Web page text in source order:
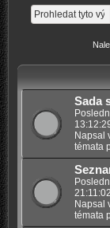
Sada
Napsal
témata
21:11:02
Napsal
témata